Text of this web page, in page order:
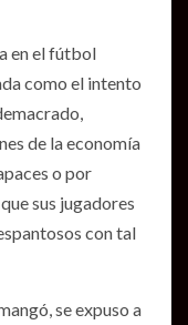
en el fútbol
como el intento
de la economía
o por
sus jugadores
con tal
se expuso a